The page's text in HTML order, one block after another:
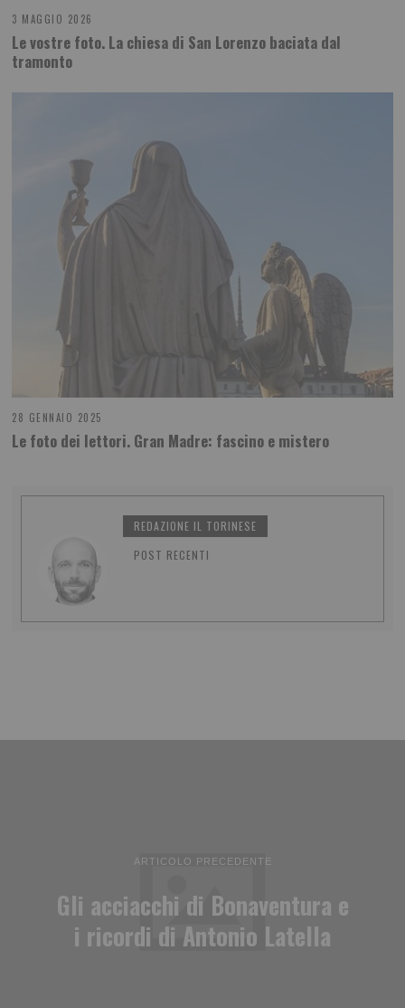
3 MAGGIO 2026
Le vostre foto. La chiesa di San Lorenzo baciata dal
tramonto
28 GENNAIO 2025
Le foto dei lettori. Gran Madre: fascino e mistero
REDAZIONE IL TORINESE
POST RECENTI
ARTICOLO PRECEDENTE
Gli acciacchi di Bonaventura e
i ricordi di Antonio Latella